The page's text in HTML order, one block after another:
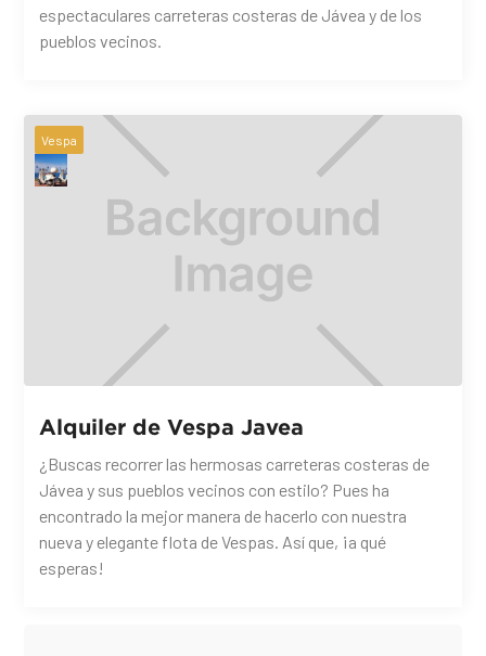
espectaculares carreteras costeras de Jávea y de los
pueblos vecinos.
Vespa
Alquiler de Vespa Javea
¿Buscas recorrer las hermosas carreteras costeras de
Jávea y sus pueblos vecinos con estilo? Pues ha
encontrado la mejor manera de hacerlo con nuestra
nueva y elegante flota de Vespas. Así que, ¡a qué
esperas!